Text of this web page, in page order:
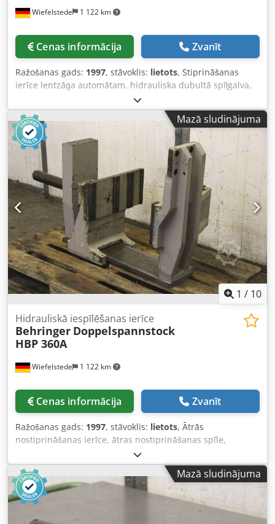
Wiefelstede 1 122 km
Cenas informācija Zvanīt
Ražošanas gads: 1997, stāvoklis: lietots, Stiprināšanas
ierīce lentzāģa automātam, hidrauliska dubultā spīļgalva,
zāģēšanas vienības turētājs, padeve, materiāla
pozicionēšana -Zāģēšanas vienības turētājs: no lentzāģa
automāta Behringer HBP 360 A -Gājiens: 675 mm -Vārpsta:
Ø 40 mm -Izmēri: skatīt fotoattēlus -Ģabarītizmēri:
720/1545/H220 mm Dedegbvnnspfx Aprjkr -Svars: 236 kg
Mazā sludinājuma
1 / 10
Wiefelstede 1 122 km
Hidrauliskā iespīlēšanas ierīce
Behringer Doppelspannstock
HBP 360A
Cenas informācija Zvanīt
Ražošanas gads: 1997, stāvoklis: lietots, Ātrās
nostiprināšanas ierīce, ātras nostiprināšanas spīle,
hidrauliskā nostiprināšanas ierīce, nostiprināšanas ierīce
lentzāģa automātam, hidrauliskā dubultā spīle -
Nostiprināšanas ierīce: Hidrauliskā dubultā spīle no
Behringer HBP 360 A lentzāģa automāta Djdpfxjgbvnvo
Aprekr -Spīles dziļums: līdz aptuveni 380 mm -Izmēri: skatīt
fotogrāfijas -Ārējie izmēri: 400/1130/A665 mm -Svars: 192
Mazā sludinājuma